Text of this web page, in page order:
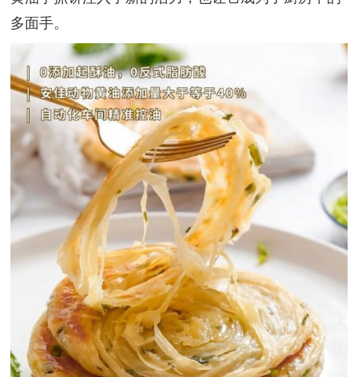
多面手。